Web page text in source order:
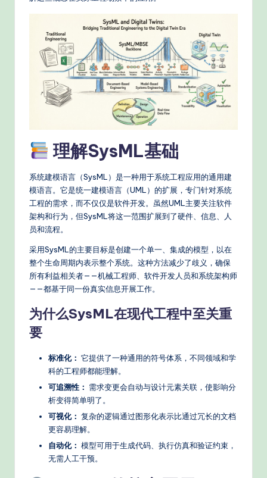
W
w
理解SysML基础
系统建模语言（SysML）是一种用于系统工程应用的通用建
模语言。它是统一建模语言（UML）的扩展，专门针对系统
工程的需求，而不仅仅是软件开发。虽然UML主要关注软件
架构和行为，但SysML将这一范围扩展到了硬件、信息、人
员和流程。
采用SysML的主要目标是创建一个单一、集成的模型，以在
整个生命周期内表示整个系统。这种方法减少了歧义，确保
所有利益相关者——机械工程师、软件开发人员和系统架构师
——都基于同一份真实信息开展工作。
为什么SysML在现代工程中至关重
要
标准化： 它提供了一种通用的符号体系，不同领域和学
科的工程师都能理解。
可追溯性： 需求变更会自动与设计元素关联，使影响分
析变得简单明了。
可视化： 复杂的逻辑通过图形化表示比通过冗长的文档
更容易理解。
自动化： 模型可用于生成代码、执行仿真和验证约束，
无需人工干预。